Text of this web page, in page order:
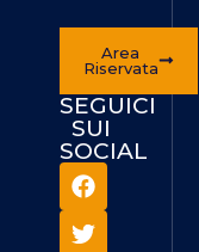
Area
Riservata
SEGUICI
SUI
SOCIAL